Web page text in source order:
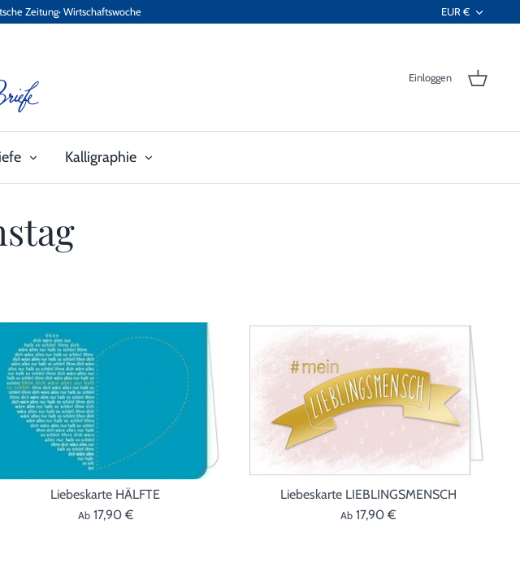
Zeitung· Wirtschaftswoche EUR €
Einloggen
Kalligraphie
Liebeskarte HÄLFTE
Ab 17,90 €
Liebeskarte LIEBLINGSMENSCH
Ab 17,90 €